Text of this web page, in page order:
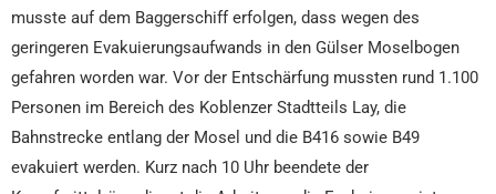
musste auf dem Baggerschiff erfolgen, dass wegen des
geringeren Evakuierungsaufwands in den Gülser Moselbogen
gefahren worden war. Vor der Entschärfung mussten rund 1.100
Personen im Bereich des Koblenzer Stadtteils Lay, die
Bahnstrecke entlang der Mosel und die B416 sowie B49
evakuiert werden. Kurz nach 10 Uhr beendete der